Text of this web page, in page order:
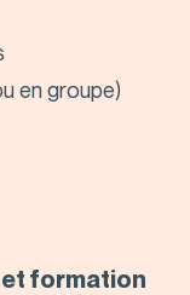
en groupe)
formation